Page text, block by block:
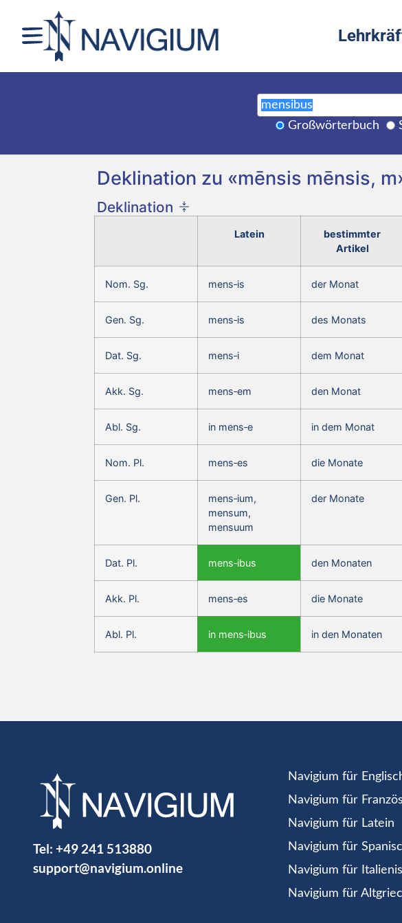
Großwörterbuch
Deklination zu «mēnsis mēnsis,
Deklination
Latein
bestimmter
Artikel
Nom. Sg. mens‑is der Monat
Gen. Sg. mens‑is des Monats
Dat. Sg. mens‑i dem Monat
Akk. Sg. mens‑em den Monat
Abl. Sg. in mens‑e in dem Monat
Nom. Pl. mens‑es die Monate
Gen. Pl.
mens‑ium,
mensum,
mensuum
der Monate
Dat. Pl. mens‑ibus den Monaten
Akk. Pl. mens‑es die Monate
Abl. Pl. in mens‑ibus in den Monaten
Tel: +49 241 513880
support@navigium.online
Navigium für
Navigium für
Navigium für Latein
Navigium für
Navigium für
Navigium für